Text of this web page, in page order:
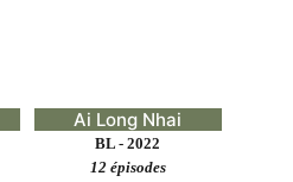
BL - 2022
12 épisodes
Ai Long Nhai